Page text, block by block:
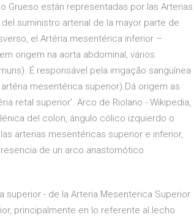
Grueso están representadas por las Arterias
suministro arterial de la mayor parte de
el Artéria mesentérica inferior –
origem na aorta abdominal, vários
É responsável pela irrigação sangüínea
mesentérica superior).Dá origem as
retal superior'. Arco de Riolano - Wikipedia,
del colon, ángulo cólico izquierdo o
arterias mesentéricas superior e inferior,
de un arco anastomótico
superior - de la Arteria Mesenterica Superior
principalmente en lo referente al lecho